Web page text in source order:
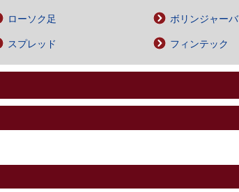
ローソク足 ボリンジャー
スプレッド フィンテック